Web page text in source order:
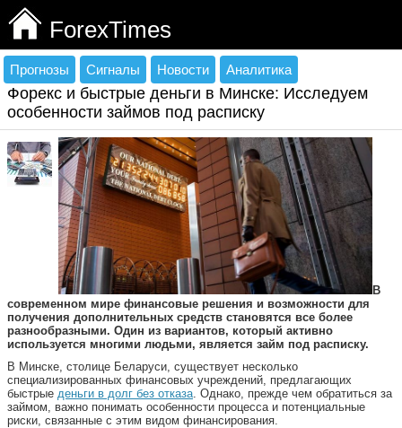
ForexTimes
Прогнозы Сигналы Новости Аналитика
Форекс и быстрые деньги в Минске: Исследуем
особенности займов под расписку
В
современном мире финансовые решения и возможности для
получения дополнительных средств становятся все более
разнообразными. Один из вариантов, который активно
используется многими людьми, является займ под расписку.
В Минске, столице Беларуси, существует несколько
специализированных финансовых учреждений, предлагающих
быстрые деньги в долг без отказа . Однако, прежде чем обратиться за
займом, важно понимать особенности процесса и потенциальные
риски, связанные с этим видом финансирования.